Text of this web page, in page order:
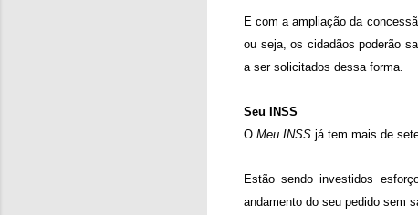
E com a ampliação da
ou seja, os cidadãos poderão
a ser solicitados dessa forma.
Seu INSS
O Meu INSS já tem mais de
Estão sendo investidos
andamento do seu pedido sem